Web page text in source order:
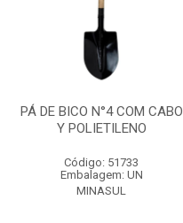
PÁ DE BICO N°4 COM CABO
Y POLIETILENO
Código: 51733
Embalagem: UN
MINASUL